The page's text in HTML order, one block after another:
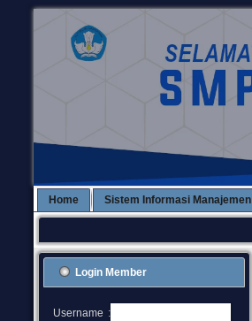
Home Sistem Informasi Manajemen
Login Member
Username :